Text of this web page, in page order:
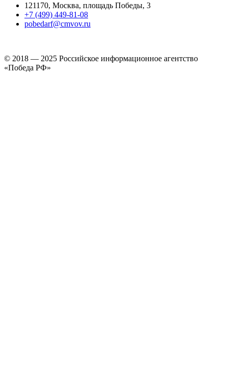
121170, Москва, площадь Победы, 3
+7 (499) 449-81-08
pobedarf@cmvov.ru
© 2018 — 2025 Российское информационное агентство
«Победа РФ»